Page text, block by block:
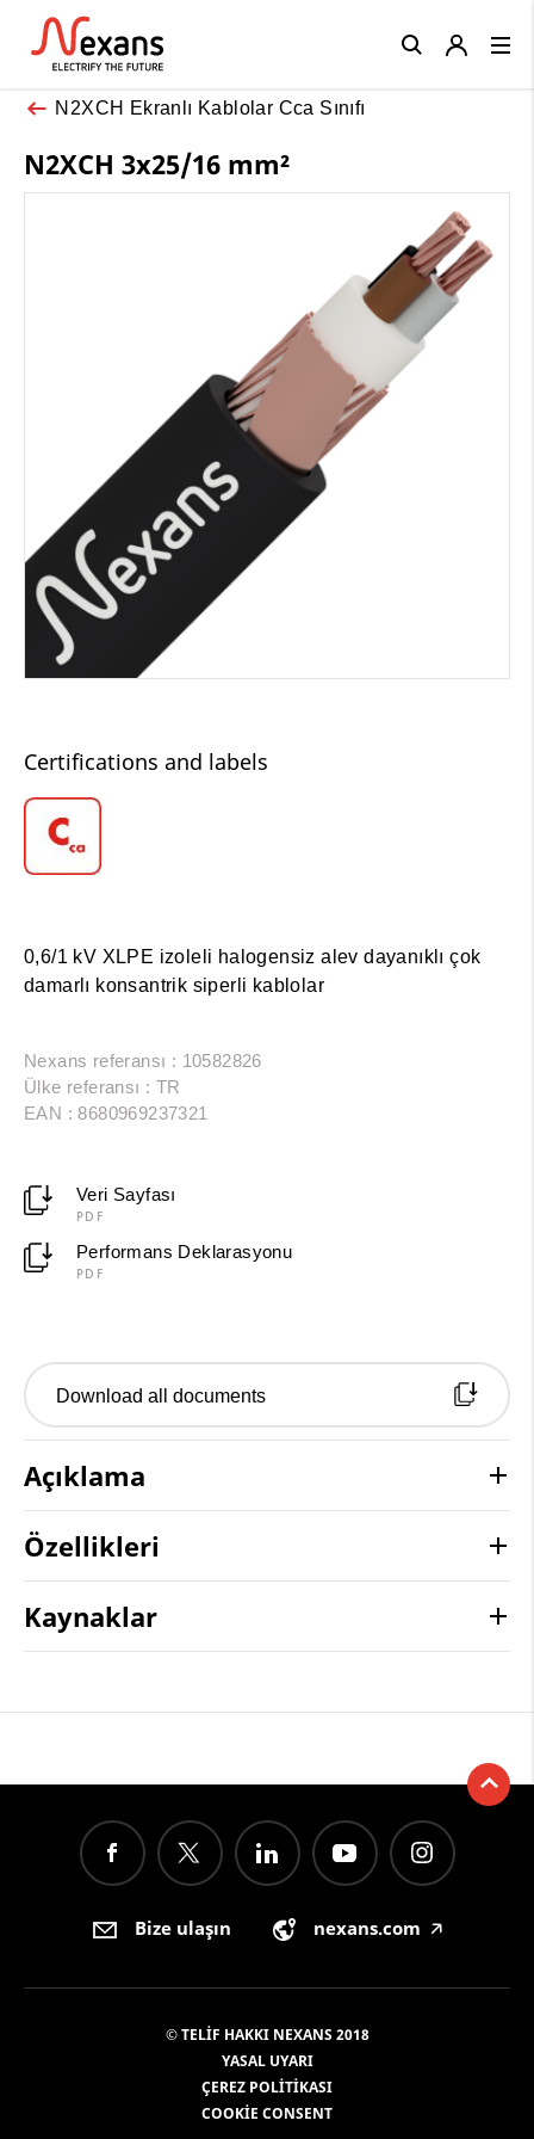
N2XCH Ekranlı Kablolar Cca Sınıfı
N2XCH 3x25/16 mm²
Certifications and labels
0,6/1 kV XLPE izoleli halogensiz alev dayanıklı çok
damarlı konsantrik siperli kablolar
Nexans referansı : 10582826
Ülke referansı : TR
EAN : 8680969237321
Veri Sayfası
PDF
Performans Deklarasyonu
PDF
Download all documents
Açıklama
Özellikleri
Kaynaklar
Close
Bize ulaşın nexans.com 🡥
© TELIF HAKKI NEXANS 2018
YASAL UYARI
ÇEREZ POLITIKASI
COOKIE CONSENT